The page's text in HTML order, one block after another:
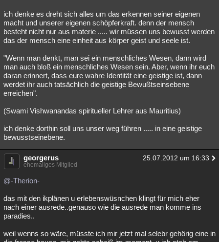
ich denke es dreht sich alles um das erkennen seiner eigenen
macht und unserer eigenen schöpferkraft. denn der mensch
besteht nicht nur aus materie ..... wir müssen uns bewusst werden
das der mensch eine einheit aus körper geist und seele ist.
"Wenn man denkt, man sei ein menschliches Wesen, dann wird
man auch bloß ein menschliches Wesen sein. Aber, wenn ihr euch
daran erinnert, dass eure wahre Identität eine geistige ist, dann
werdet ihr auch tatsächlich die geistige Bewußtseinsebene
erreichen".
(Swami Vishwanandas spiritueller Lehrer aus Mauritius)
ich denke dorthin soll uns unser weg führen ..... in eine geistige
bewusstseinebene.
georgerus 25.07.2012 um 16:33
ehemaliges Mitglied
@-Therion-
das mit den ikplänen u erlebenswüsnchen klingt für mich eher
nach einer ausrede..genauso wie die ausrede man komme ins
paradies..
weil wenns so wäre, müsste ich mir jetzt mal selebr gehörig eine in